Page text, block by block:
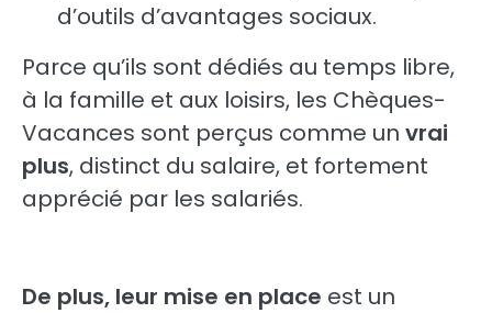
d’outils d’avantages sociaux.
Parce qu’ils sont dédiés au temps libre,
à la famille et aux loisirs, les Chèques-
Vacances sont perçus comme un vrai
plus, distinct du salaire, et fortement
apprécié par les salariés.
De plus, leur mise en place est un